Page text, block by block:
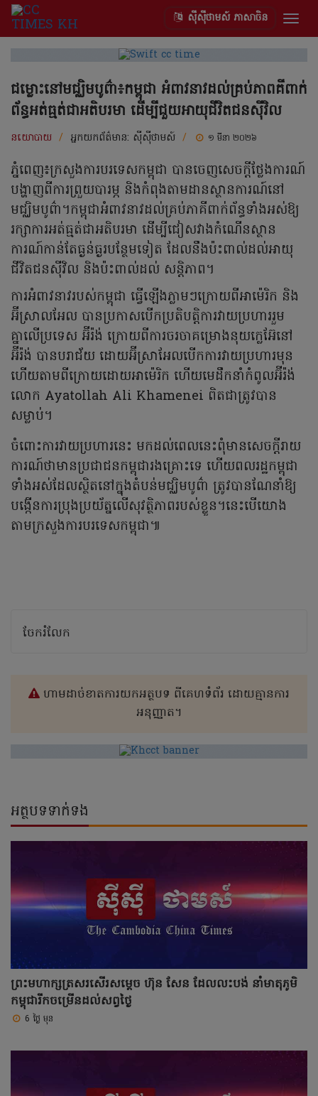
ស៊ីស៊ីថាមស៍ ភាសាចិន
ជម្លោះនៅមជ្ឈិមបូព៌ា៖កម្ពុជា អំពាវនាវដល់គ្រប់ភាពគីពាក់
ព័ន្ធអត់ធ្មត់ជាអតិបរមា ដើម្បីជួយអាយុជីវិតជនស៊ីវិល
នយោបាយ / អ្នកយកព័ត៌មាន: ស៊ីស៊ីថាមស៍ / ១ មីនា ២០២៦
ភ្នំពេញ៖ក្រសួងការបរទេសកម្ពុជា បានចេញសេចក្ដីថ្លែងការណ៍
បង្ហាញពីការព្រួយបារម្ភ និងកំពុងតាមដានស្ថានការណ៍នៅ
មជ្ឈិមបូព៌ា។កម្ពុជាអំពាវនាវដល់គ្រប់ភាគីពាក់ព័ន្ធទាំងអស់ឱ្យ
រក្សាការអត់ធ្មត់ជាអតិបរមា ដើម្បីជៀសវាងកំណើនស្ថាន
ការណ៍កាន់តែធ្ងន់ធ្ងរបន្ថែមទៀត ដែលនឹងប៉ះពាល់ដល់អាយុ
ជីវិតជនស៊ីវិល និងប៉ះពាល់ដល់ សន្តិភាព។
ការអំពាវនាវរបស់កម្ពុជា ធ្វើឡើងភ្លាមៗក្រោយពីអាម៉េរិក និង
អ៊ីស្រាលអែល បានប្រកាសបើកប្រតិបត្តិការវាយប្រហាររួម
គ្នាលើប្រទេស អ៊ីរ៉ង់ ក្រោយពីការចរចាគម្រោងនុយក្លេអ៊ែនៅ
អ៊ីរ៉ង់ បានបរាជ័យ ដោយអ៊ីស្រាអែលបើកការវាយប្រហារមុន
ហើយតាមពីក្រោយដោយអាម៉េរិក ហើយមេដឹកនាំកំពូលអ៊ីរ៉ង់
លោក Ayatollah Ali Khamenei ពិតជាត្រូវបាន
សម្លាប់។
ចំពោះការវាយប្រហារនេះ មកដល់ពេលនេះពុំមានសេចក្តីរាយ
ការណ៍ថាមានប្រជាជនកម្ពុជារងគ្រោះទេ ហើយពលរដ្ឋកម្ពុជា
ទាំងអស់ដែលស្ថិតនៅក្នុងតំបន់មជ្ឈិមបូព៌ា ត្រូវបានណែនាំឱ្យ
បង្កើនការប្រុងប្រយ័ត្នលើសុវត្ថិភាពរបស់ខ្លួន។នេះបើយោង
តាមក្រសួងការបរទេសកម្ពុជា៕
ចែករំលែក
ហាមដាច់ខាតការយកអត្ថបទ ពីគេហទំព័រ ដោយគ្មានការ
អនុញ្ញាត។
អត្ថបទទាក់ទង
ព្រះមហាក្សត្រសរសើរសម្តេច ហ៊ុន សែន ដែលលះបង់ នាំមាតុភូមិ
កម្ពុជារីកចម្រើនដល់សព្វថ្ងៃ
6 ថ្ងៃ មុន